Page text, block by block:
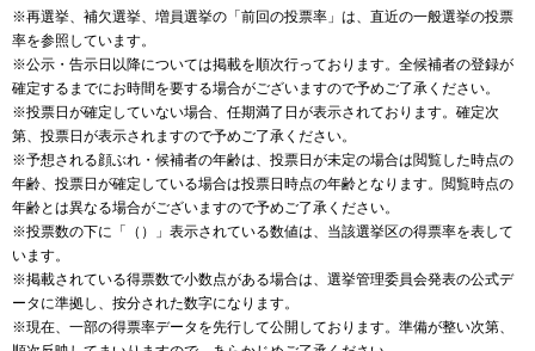
※再選挙、補欠選挙、増員選挙の「前回の投票率」は、直近の一般選挙の投票
率を参照しています。
※公示・告示日以降については掲載を順次行っております。全候補者の登録が
確定するまでにお時間を要する場合がございますので予めご了承ください。
※投票日が確定していない場合、任期満了日が表示されております。確定次
第、投票日が表示されますので予めご了承ください。
※予想される顔ぶれ・候補者の年齢は、投票日が未定の場合は閲覧した時点の
年齢、投票日が確定している場合は投票日時点の年齢となります。閲覧時点の
年齢とは異なる場合がございますので予めご了承ください。
※投票数の下に「（）」表示されている数値は、当該選挙区の得票率を表して
います。
※掲載されている得票数で小数点がある場合は、選挙管理委員会発表の公式デ
ータに準拠し、按分された数字になります。
※現在、一部の得票率データを先行して公開しております。準備が整い次第、